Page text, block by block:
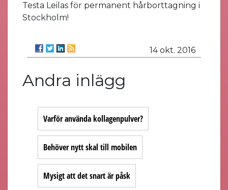
Testa Leilas för permanent hårborttagning i
Stockholm!
14 okt. 2016
Andra inlägg
Varför använda kollagenpulver?
Behöver nytt skal till mobilen
Mysigt att det snart är påsk